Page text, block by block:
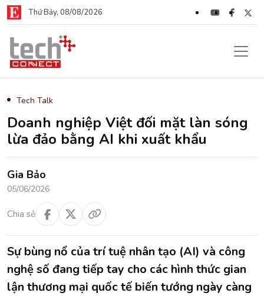
Thứ Bảy, 08/08/2026
Tech Talk
Doanh nghiệp Việt đối mặt làn sóng
lừa đảo bằng AI khi xuất khẩu
Gia Bảo
05/06/2026
Chia sẻ
Sự bùng nổ của trí tuệ nhân tạo (AI) và công
nghệ số đang tiếp tay cho các hình thức gian
lận thương mại quốc tế biến tướng ngày càng